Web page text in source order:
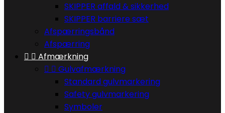
SKIPPER affald & sikkerhed
SKIPPER barriere sæt
Afspærringsbånd
Afspærring
  Afmærkning
  Gulvafmærkning
Standard gulvmarkering
Safety gulvmarkering
Symboler